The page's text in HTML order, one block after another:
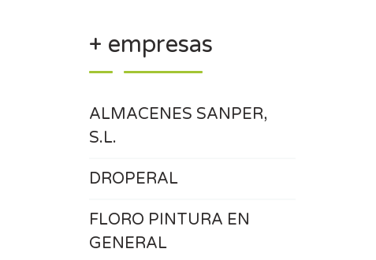
+ empresas
ALMACENES SANPER,
S.L.
DROPERAL
FLORO PINTURA EN
GENERAL